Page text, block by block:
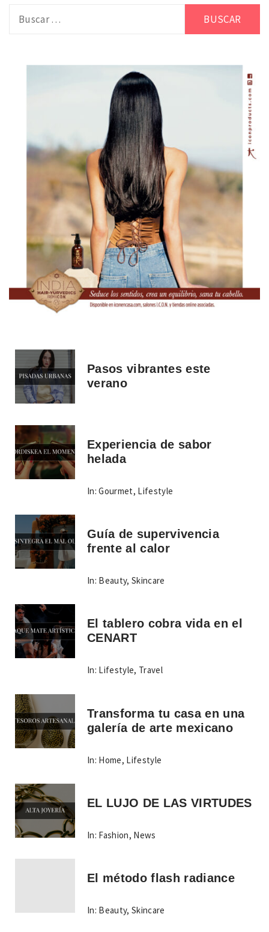
Pasos vibrantes este
verano
Experiencia de sabor
helada
In: Gourmet, Lifestyle
Guía de supervivencia
frente al calor
In: Beauty,Skincare
El tablero cobra vida en el
CENART
In: Lifestyle, Travel
Transforma tu casa en una
galería de arte mexicano
In: Home, Lifestyle
EL LUJO DE LAS VIRTUDES
In: Fashion, News
El método flash radiance
In: Beauty,Skincare